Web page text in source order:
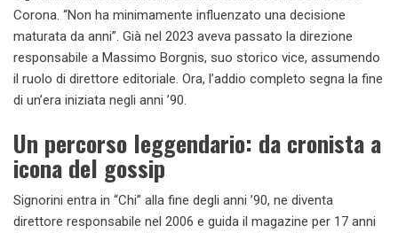
Corona. “Non ha minimamente influenzato una decisione
maturata da anni”. Già nel 2023 aveva passato la direzione
responsabile a Massimo Borgnis, suo storico vice, assumendo
il ruolo di direttore editoriale. Ora, l’addio completo segna la fine
di un’era iniziata negli anni ’90.
Un percorso leggendario: da cronista a
icona del gossip
Signorini entra in “Chi” alla fine degli anni ’90, ne diventa
direttore responsabile nel 2006 e guida il magazine per 17 anni